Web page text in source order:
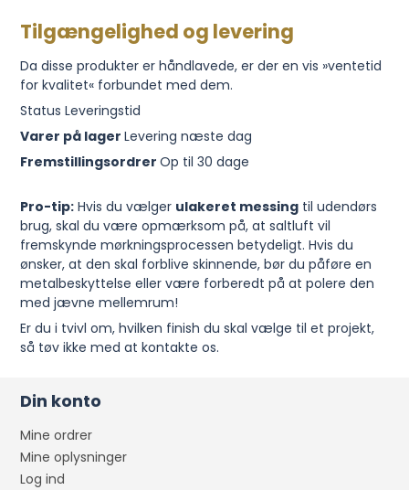
Tilgængelighed og levering
Da disse produkter er håndlavede, er der en vis »ventetid
for kvalitet« forbundet med dem.
Status Leveringstid
Varer på lagerLevering næste dag
FremstillingsordrerOp til 30 dage
Pro-tip: Hvis du vælger ulakeret messing til udendørs
brug, skal du være opmærksom på, at saltluft vil
fremskynde mørkningsprocessen betydeligt. Hvis du
ønsker, at den skal forblive skinnende, bør du påføre en
metalbeskyttelse eller være forberedt på at polere den
med jævne mellemrum!
Er du i tvivl om, hvilken finish du skal vælge til et projekt,
så tøv ikke med at kontakte os.
Din konto
Mine ordrer
Mine oplysninger
Log ind